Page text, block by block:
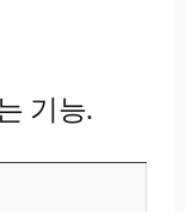
기능.